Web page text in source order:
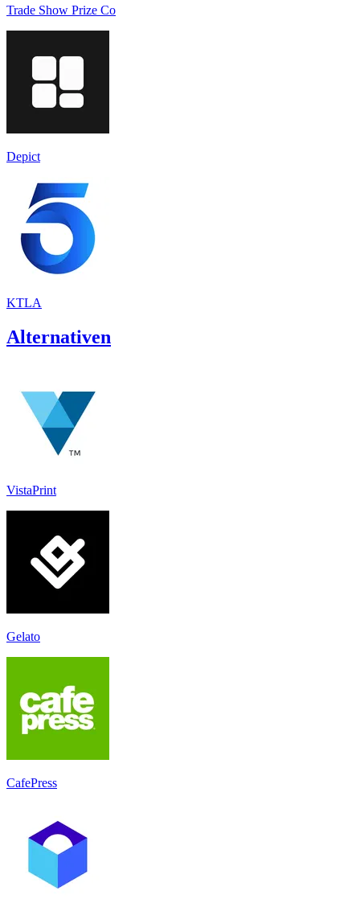
Trade Show Prize Co
Depict
KTLA
Alternativen
VistaPrint
Gelato
CafePress